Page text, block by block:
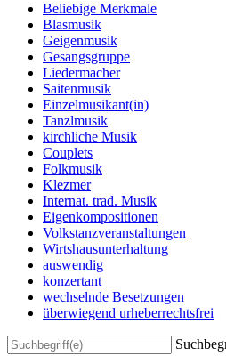
Beliebige Merkmale
Blasmusik
Geigenmusik
Gesangsgruppe
Liedermacher
Saitenmusik
Einzelmusikant(in)
Tanzlmusik
kirchliche Musik
Couplets
Folkmusik
Klezmer
Internat. trad. Musik
Eigenkompositionen
Volkstanzveranstaltungen
Wirtshausunterhaltung
auswendig
konzertant
wechselnde Besetzungen
überwiegend urheberrechtsfrei